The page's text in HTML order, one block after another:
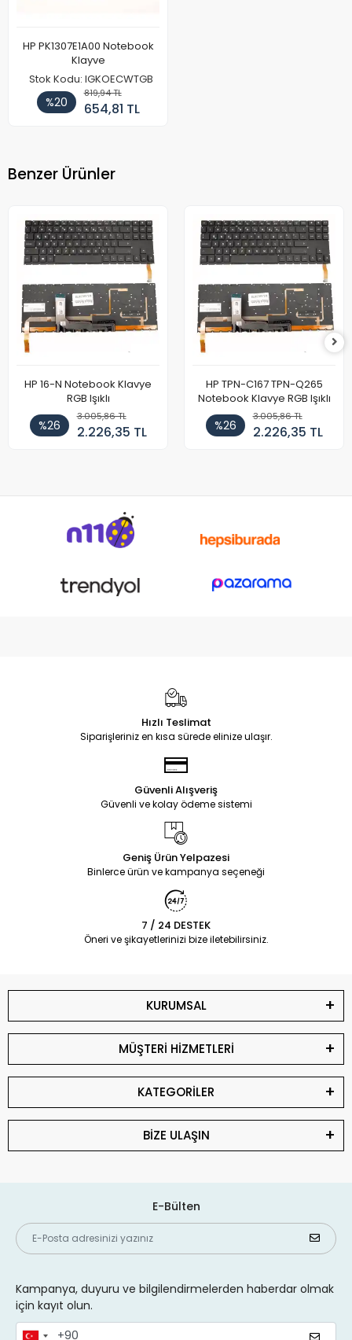
HP PK1307E1A00 Notebook
Klayve
Stok Kodu: IGKOECWTGB
%20
819,94 TL
654,81 TL
Benzer Ürünler
HP 16-N Notebook Klavye
RGB Işıklı
%26
3.005,86 TL
2.226,35 TL
HP TPN-C167 TPN-Q265
Notebook Klavye RGB Işıklı
%26
3.005,86 TL
2.226,35 TL
Hızlı Teslimat
Siparişleriniz en kısa sürede elinize ulaşır.
Güvenli Alışveriş
Güvenli ve kolay ödeme sistemi
Geniş Ürün Yelpazesi
Binlerce ürün ve kampanya seçeneği
7 / 24 DESTEK
Öneri ve şikayetlerinizi bize iletebilirsiniz.
KURUMSAL
MÜŞTERİ HİZMETLERİ
KATEGORİLER
BİZE ULAŞIN
E-Bülten
Kampanya, duyuru ve bilgilendirmelerden haberdar olmak
için kayıt olun.